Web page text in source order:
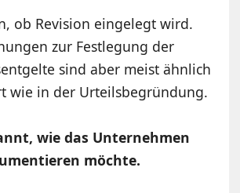
ob Revision eingelegt wird.
zur Festlegung der
sind aber meist ähnlich
wie in der Urteilsbegründung.
wie das Unternehmen
möchte.